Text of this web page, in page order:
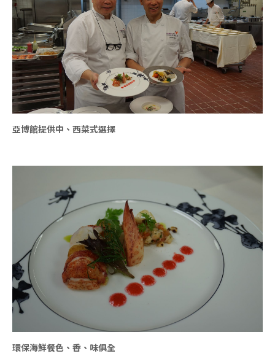
亞博館提供中、西菜式選擇
環保海鮮餐色、香、味俱全